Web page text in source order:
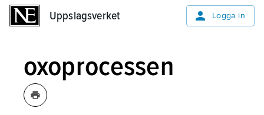
Uppslagsverket Logga in
oxoprocessen